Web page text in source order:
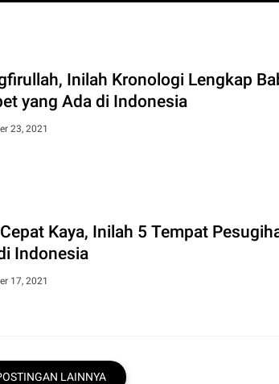
Sakit
Kemiskinan,
Koran - Penyakit kronis
juga dapat memicu
Inilah Kronologi Lengkap
yang Ada di Indonesia
23, 2021
Kaya, Inilah 5 Tempat
Indonesia
17, 2021
LAINNYA